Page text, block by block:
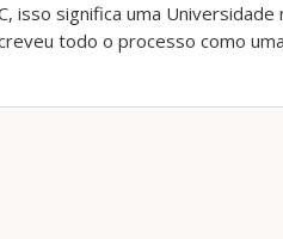
isso significa uma
todo o processo como